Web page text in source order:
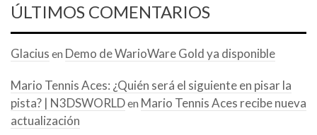
ÚLTIMOS COMENTARIOS
Glacius en Demo de WarioWare Gold ya disponible
Mario Tennis Aces: ¿Quién será el siguiente en pisar la
pista? | N3DSWORLDen Mario Tennis Aces recibe nueva
actualización